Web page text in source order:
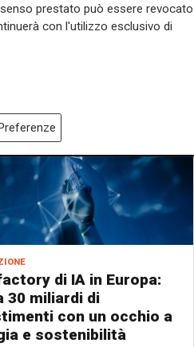
di IA in Europa:
30 miliardi di
con un occhio a
e sostenibilità
prestato può essere revocato
con l'utilizzo esclusivo di